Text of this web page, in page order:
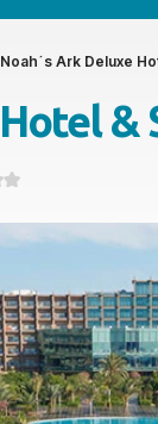
Noah´s Ark Deluxe
&